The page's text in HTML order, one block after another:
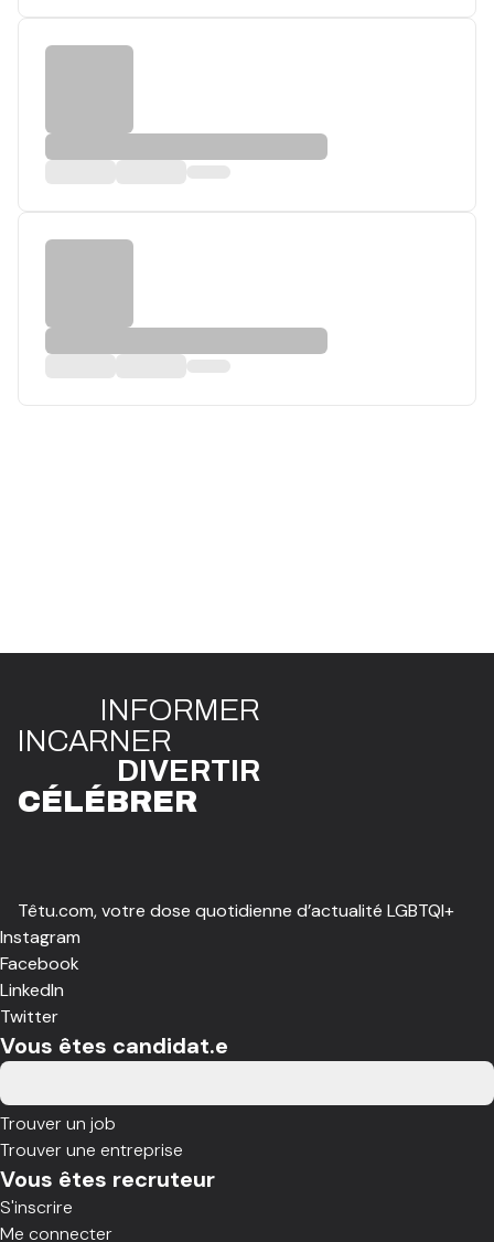
INFORMER
INCARNER
DIVERTIR
CÉLÉBRER
Têtu.com, votre dose quotidienne d’actualité LGBTQI+
Instagram
Facebook
LinkedIn
Twitter
Vous êtes candidat.e
Trouver un job
Trouver une entreprise
Vous êtes recruteur
S'inscrire
Me connecter